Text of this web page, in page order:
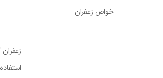
خواص زعفران